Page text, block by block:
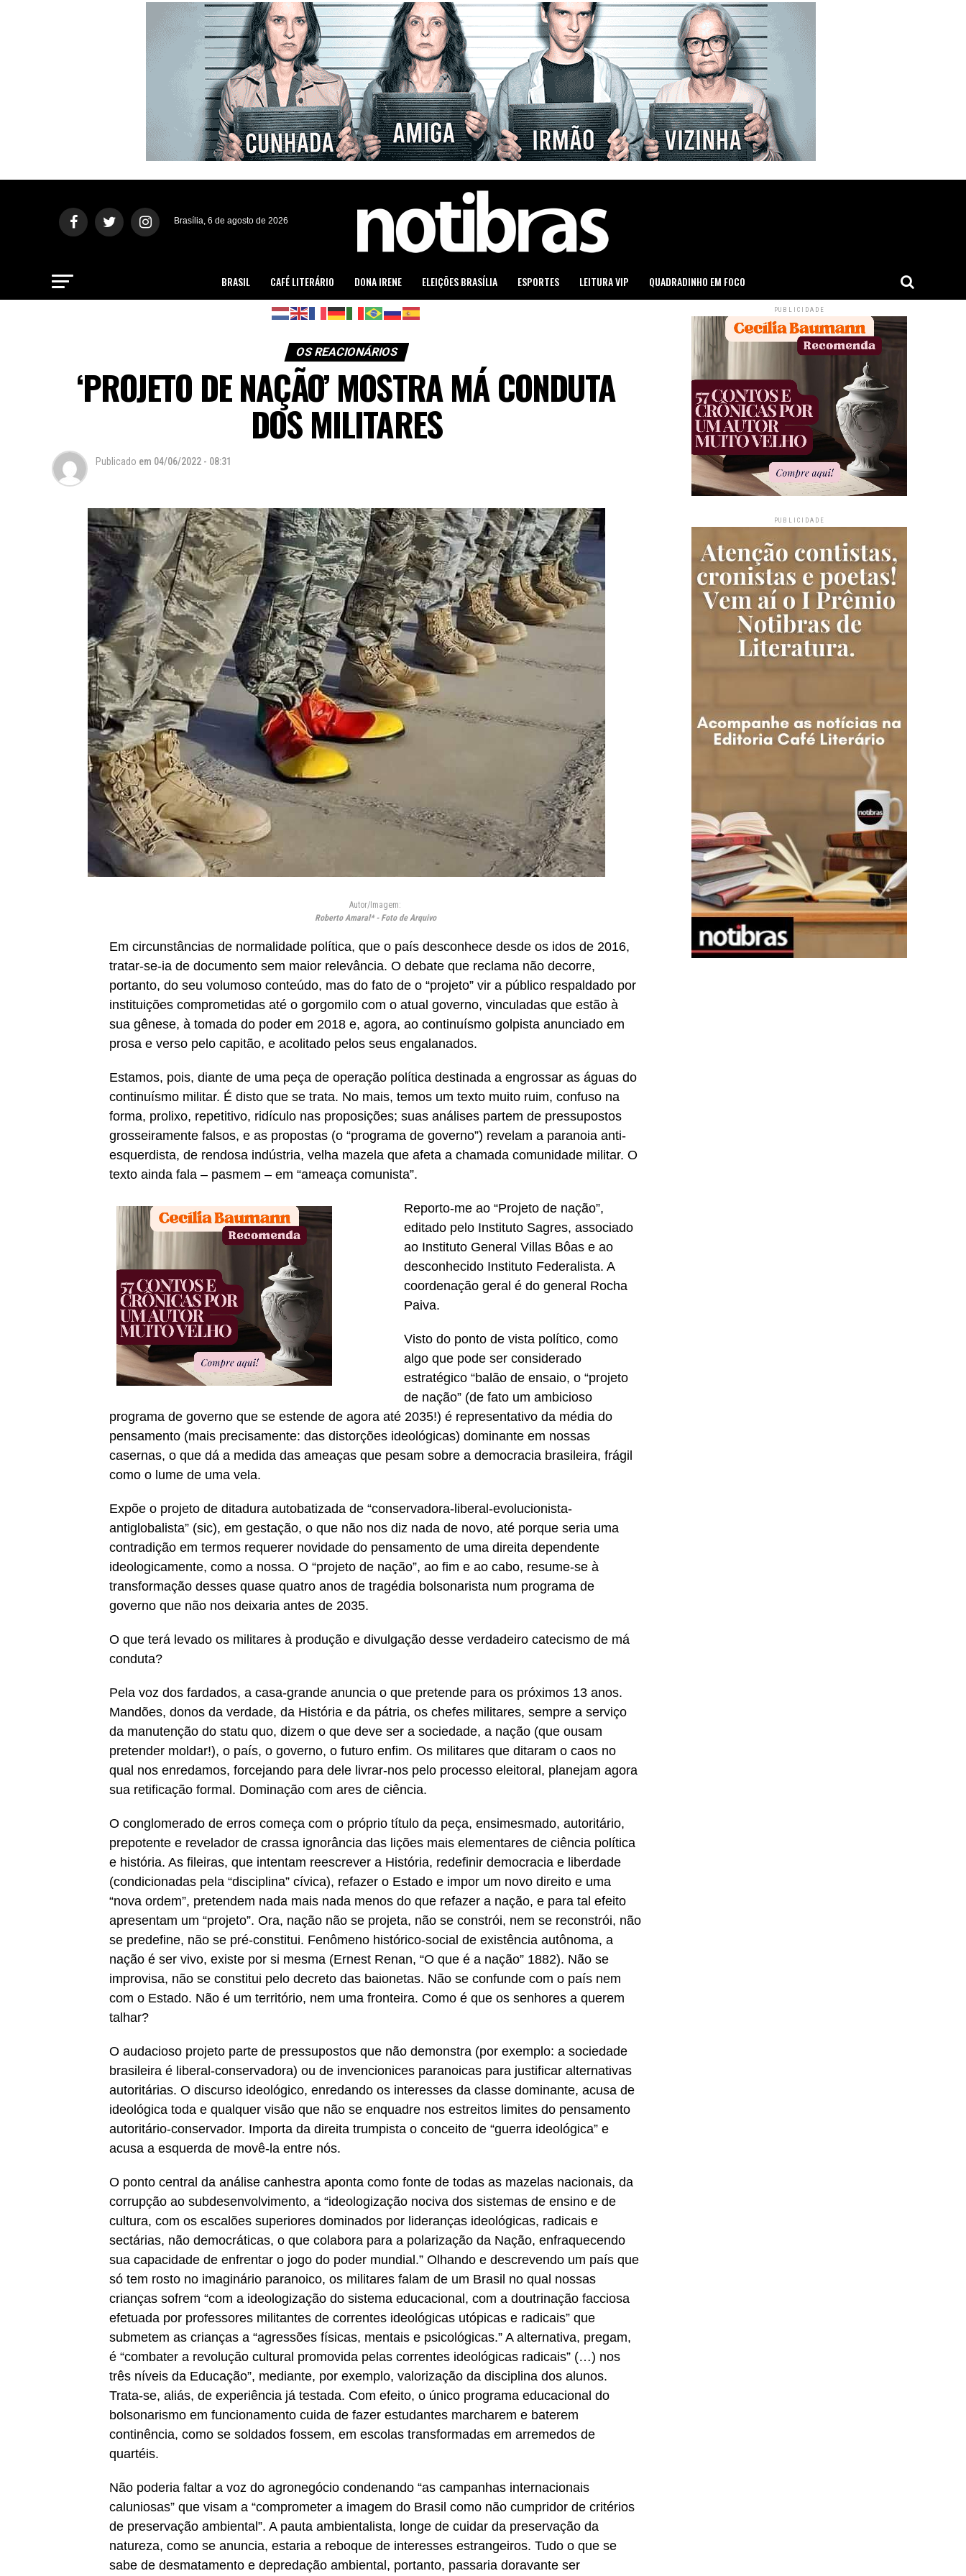
Brasília, 6 de agosto de 2026
BRASIL CAFÉ LITERÁRIO DONA IRENE ELEIÇÕES BRASÍLIA ESPORTES LEITURA VIP QUADRADINHO EM FOCO
OS REACIONÁRIOS
‘PROJETO DE NAÇÃO’ MOSTRA MÁ CONDUTA
DOS MILITARES
Publicado em 04/06/2022 - 08:31
Autor/Imagem:
Roberto Amaral* - Foto de Arquivo
Em circunstâncias de normalidade política, que o país desconhece desde os idos de 2016,
tratar-se-ia de documento sem maior relevância. O debate que reclama não decorre,
portanto, do seu volumoso conteúdo, mas do fato de o “projeto” vir a público respaldado por
instituições comprometidas até o gorgomilo com o atual governo, vinculadas que estão à
sua gênese, à tomada do poder em 2018 e, agora, ao continuísmo golpista anunciado em
prosa e verso pelo capitão, e acolitado pelos seus engalanados.
Estamos, pois, diante de uma peça de operação política destinada a engrossar as águas do
continuísmo militar. É disto que se trata. No mais, temos um texto muito ruim, confuso na
forma, prolixo, repetitivo, ridículo nas proposições; suas análises partem de pressupostos
grosseiramente falsos, e as propostas (o “programa de governo”) revelam a paranoia anti-
esquerdista, de rendosa indústria, velha mazela que afeta a chamada comunidade militar. O
texto ainda fala – pasmem – em “ameaça comunista”.
Reporto-me ao “Projeto de nação”,
editado pelo Instituto Sagres, associado
ao Instituto General Villas Bôas e ao
desconhecido Instituto Federalista. A
coordenação geral é do general Rocha
Paiva.
Visto do ponto de vista político, como
algo que pode ser considerado
estratégico “balão de ensaio, o “projeto
de nação” (de fato um ambicioso
programa de governo que se estende de agora até 2035!) é representativo da média do
pensamento (mais precisamente: das distorções ideológicas) dominante em nossas
casernas, o que dá a medida das ameaças que pesam sobre a democracia brasileira, frágil
como o lume de uma vela.
Expõe o projeto de ditadura autobatizada de “conservadora-liberal-evolucionista-
antiglobalista” (sic), em gestação, o que não nos diz nada de novo, até porque seria uma
contradição em termos requerer novidade do pensamento de uma direita dependente
ideologicamente, como a nossa. O “projeto de nação”, ao fim e ao cabo, resume-se à
transformação desses quase quatro anos de tragédia bolsonarista num programa de
governo que não nos deixaria antes de 2035.
O que terá levado os militares à produção e divulgação desse verdadeiro catecismo de má
conduta?
Pela voz dos fardados, a casa-grande anuncia o que pretende para os próximos 13 anos.
Mandões, donos da verdade, da História e da pátria, os chefes militares, sempre a serviço
da manutenção do statu quo, dizem o que deve ser a sociedade, a nação (que ousam
pretender moldar!), o país, o governo, o futuro enfim. Os militares que ditaram o caos no
qual nos enredamos, forcejando para dele livrar-nos pelo processo eleitoral, planejam agora
sua retificação formal. Dominação com ares de ciência.
O conglomerado de erros começa com o próprio título da peça, ensimesmado, autoritário,
prepotente e revelador de crassa ignorância das lições mais elementares de ciência política
e história. As fileiras, que intentam reescrever a História, redefinir democracia e liberdade
(condicionadas pela “disciplina” cívica), refazer o Estado e impor um novo direito e uma
“nova ordem”, pretendem nada mais nada menos do que refazer a nação, e para tal efeito
apresentam um “projeto”. Ora, nação não se projeta, não se constrói, nem se reconstrói, não
se predefine, não se pré-constitui. Fenômeno histórico-social de existência autônoma, a
nação é ser vivo, existe por si mesma (Ernest Renan, “O que é a nação” 1882). Não se
improvisa, não se constitui pelo decreto das baionetas. Não se confunde com o país nem
com o Estado. Não é um território, nem uma fronteira. Como é que os senhores a querem
talhar?
O audacioso projeto parte de pressupostos que não demonstra (por exemplo: a sociedade
brasileira é liberal-conservadora) ou de invencionices paranoicas para justificar alternativas
autoritárias. O discurso ideológico, enredando os interesses da classe dominante, acusa de
ideológica toda e qualquer visão que não se enquadre nos estreitos limites do pensamento
autoritário-conservador. Importa da direita trumpista o conceito de “guerra ideológica” e
acusa a esquerda de movê-la entre nós.
O ponto central da análise canhestra aponta como fonte de todas as mazelas nacionais, da
corrupção ao subdesenvolvimento, a “ideologização nociva dos sistemas de ensino e de
cultura, com os escalões superiores dominados por lideranças ideológicas, radicais e
sectárias, não democráticas, o que colabora para a polarização da Nação, enfraquecendo
sua capacidade de enfrentar o jogo do poder mundial.” Olhando e descrevendo um país que
só tem rosto no imaginário paranoico, os militares falam de um Brasil no qual nossas
crianças sofrem “com a ideologização do sistema educacional, com a doutrinação facciosa
efetuada por professores militantes de correntes ideológicas utópicas e radicais” que
submetem as crianças a “agressões físicas, mentais e psicológicas.” A alternativa, pregam,
é “combater a revolução cultural promovida pelas correntes ideológicas radicais” (…) nos
três níveis da Educação”, mediante, por exemplo, valorização da disciplina dos alunos.
Trata-se, aliás, de experiência já testada. Com efeito, o único programa educacional do
bolsonarismo em funcionamento cuida de fazer estudantes marcharem e baterem
continência, como se soldados fossem, em escolas transformadas em arremedos de
quartéis.
Não poderia faltar a voz do agronegócio condenando “as campanhas internacionais
caluniosas” que visam a “comprometer a imagem do Brasil como não cumpridor de critérios
de preservação ambiental”. A pauta ambientalista, longe de cuidar da preservação da
natureza, como se anuncia, estaria a reboque de interesses estrangeiros. Tudo o que se
sabe de desmatamento e depredação ambiental, portanto, passaria doravante ser
PUBLICIDADE
PUBLICIDADE